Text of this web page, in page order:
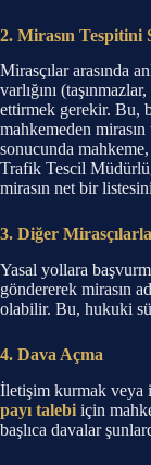
2. Mirasın Tespitini
Mirasçılar arasında
varlığını
ettirmek gerekir. Bu,
mahkemeden
sonucunda
Trafik Tescil
mirasın net bir listesini
3. Diğer
Yasal yollara
göndererek mirasın
olabilir. Bu, hukuki
4. Dava Açma
İletişim kurmak veya
payı talebi için
başlıca davalar